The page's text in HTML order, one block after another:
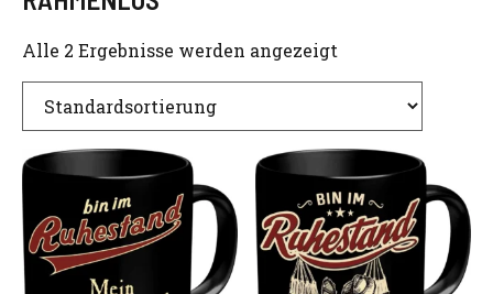
Alle 2 Ergebnisse werden angezeigt